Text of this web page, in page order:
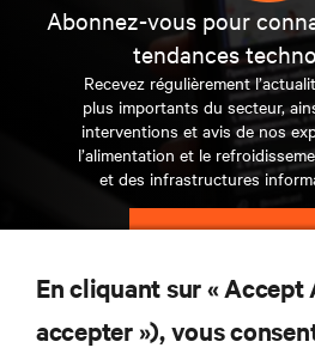
Abonnez-vous pour
tendances
Recevez régulièrement
plus importants du secteur,
interventions et avis de nos
l’alimentation et le
et des infrastructures
S’INSCRIRE
En cliquant sur « Accept
accepter »), vous